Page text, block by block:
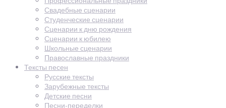
Свадебные сценарии
Студенческие сценарии
Сценарии к дню рождения
Сценарии к юбилею
Школьные сценарии
Православные праздники
Тексты песен
Русские тексты
Зарубежные тексты
Детские песни